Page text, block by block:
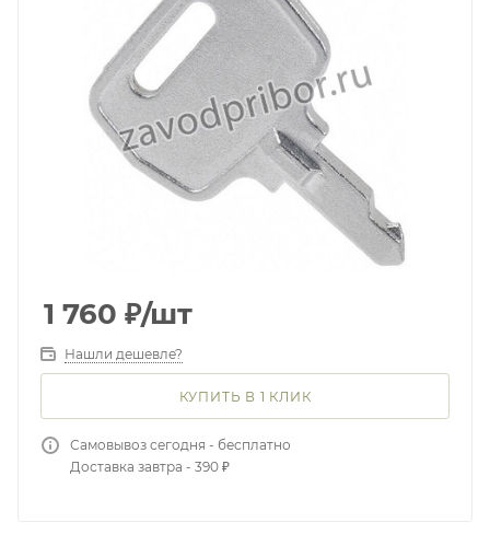
1 760 ₽/шт
Нашли дешевле?
КУПИТЬ В 1 КЛИК
Самовывоз сегодня - бесплатно
Доставка завтра - 390 ₽